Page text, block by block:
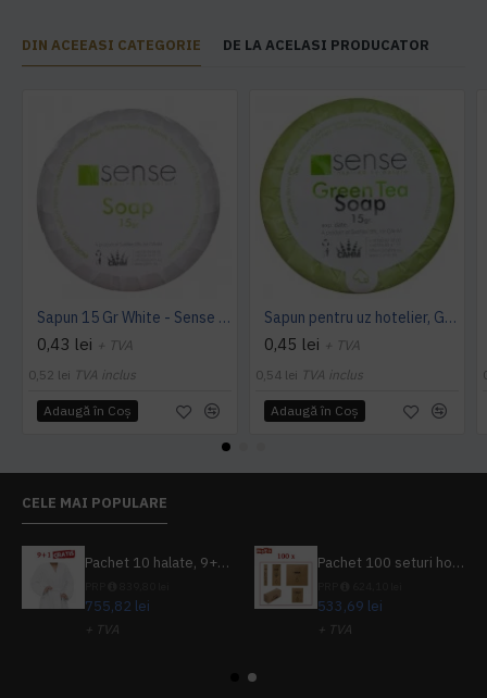
DIN ACEEASI CATEGORIE DE LA ACELASI PRODUCATOR
Sapun 15 Gr White - Sense White
0,43 lei + TVA
0,52 lei TVA inclus
Adaugă în Coş
Sapun pentru uz hotelier, Green Tea, Sense, 15g
0,45 lei + TVA
0,54 lei TVA inclus
Adaugă în Coş
CELE MAI POPULARE
Pachet 10 halate, 9+1 gratuit
755,82 lei
+ TVA
Pachet 100 seturi hoteliere, set dentar, set barbierit, casca de dus, pila unghii, set cusut
533,69 lei
+ TVA